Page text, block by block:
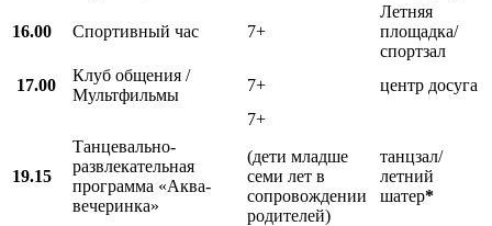
16.00 Спортивный час 7+
Летняя
площадка/
спортзал
17.00
Клуб общения /
Мультфильмы
7+ центр досуга
19.15
Танцевально-
развлекательная
программа «Аква-
вечеринка»
7+
(дети младше
семи лет в
сопровождении
родителей)
танцзал/
летний
шатер*